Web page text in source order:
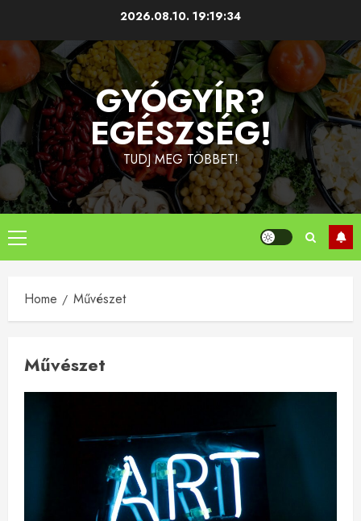
content
2026.08.10. 19:19:35
GYÓGYÍR?
EGÉSZSÉG!
TUDJ MEG TÖBBET!
Primary
Menu
Home Művészet
Művészet